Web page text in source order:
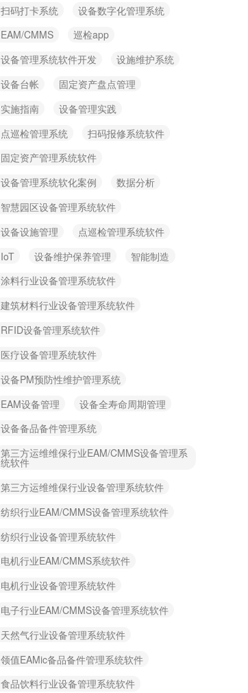
扫码打卡系统
设备数字化管理系统
EAM/CMMS
巡检app
设备管理系统软件开发
设施维护系统
设备台帐
固定资产盘点管理
实施指南
设备管理实践
点巡检管理系统
扫码报修系统软件
固定资产管理系统软件
设备管理系统软化案例
数据分析
智慧园区设备管理系统软件
设备设施管理
点巡检管理系统软件
IoT
设备维护保养管理
智能制造
涂料行业设备管理系统软件
建筑材料行业设备管理系统软件
RFID设备管理系统软件
医疗设备管理系统软件
设备PM预防性维护管理系统
EAM设备管理
设备全寿命周期管理
设备备品备件管理系统
第三方运维维保行业EAM/CMMS设备管理系
统软件
第三方运维维保行业设备管理系统软件
纺织行业EAM/CMMS设备管理系统软件
纺织行业设备管理系统软件
电机行业EAM/CMMS系统软件
电机行业设备管理系统软件
电子行业EAM/CMMS设备管理系统软件
天然气行业设备管理系统软件
领值EAMic备品备件管理系统软件
食品饮料行业设备管理系统软件